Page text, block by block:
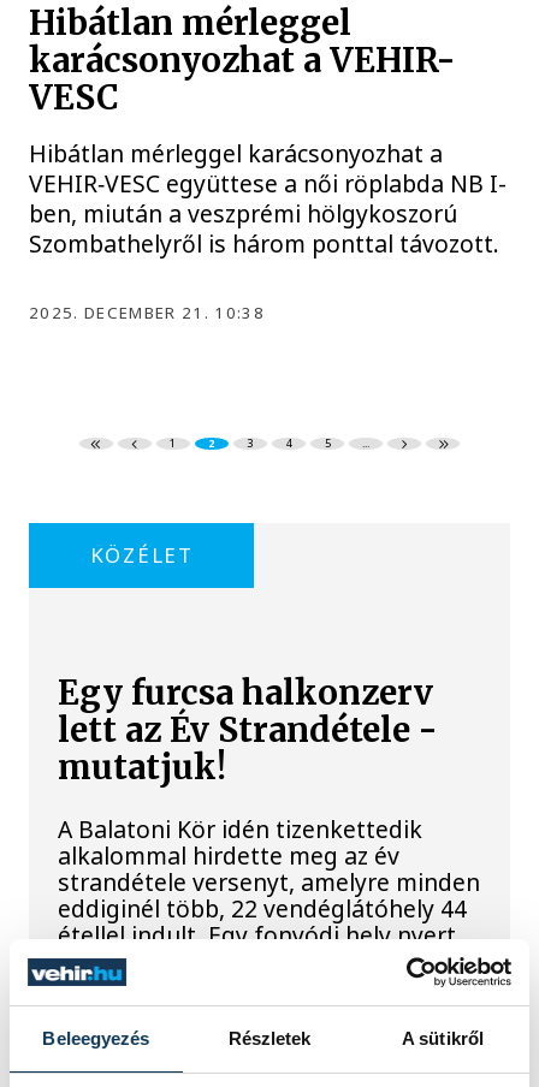
Beleegyezés Részletek A sütikről
Hibátlan mérleggel
karácsonyozhat a VEHIR-
VESC
Hibátlan mérleggel karácsonyozhat a
VEHIR‑VESC együttese a női röplabda NB I-
ben, miután a veszprémi hölgykoszorú
Szombathelyről is három ponttal távozott.
2025. DECEMBER 21. 10:38
1 2 3 4 5 ...
KÖZÉLET
Egy furcsa halkonzerv
lett az Év Strandétele -
mutatjuk!
A Balatoni Kör idén tizenkettedik
alkalommal hirdette meg az év
strandétele versenyt, amelyre minden
eddiginél több, 22 vendéglátóhely 44
étellel indult. Egy fonyódi hely nyert...
Meglepték az elemzőket
a júliusi inflációs adatok